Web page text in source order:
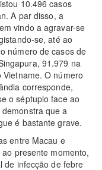
10.496 casos
A par disso, a
vindo a agravar-se
se, até ao
número de casos de
91.979 na
O número
corresponde,
o séptuplo face ao
que a
é bastante grave.
entre Macau e
presente momento,
de infecção de febre